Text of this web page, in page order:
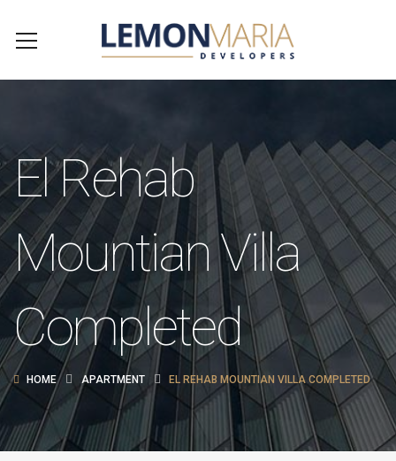
El Rehab
Mountian Villa
Completed
HOME APARTMENT EL REHAB MOUNTIAN VILLA COMPLETED